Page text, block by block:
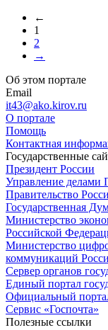
←
1
2
→
Об этом портале
Email
it43@ako.kirov.ru
О портале
Помощь
Контактная
Государственные
Президент России
Управление делами
Правительство
Государственная
Министерство
Российской
Министерство
коммуникаций
Сервер органов
Единый портал
Официальный
Cервис «Госпочта»
Полезные ссылки